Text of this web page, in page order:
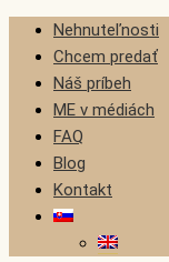
Nehnuteľnosti
Chcem predať
Náš príbeh
ME v médiách
FAQ
Blog
Kontakt